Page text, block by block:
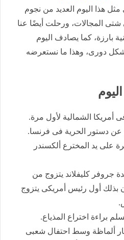
هذا اليوم العديد من نجوم
شتى المجالات، ورحلت أيضًا عنا
بارزة، كما يصادف اليوم
دورى، وهذا ما نستعرضه
أمريكا الشمالية لأول مرة.
مرة على يد المخترع ألكسندر
جروفر كليفلاند يتزوج من
أول رئيس أمريكى يتزوج
مطار ألماظة وسط احتفال شعبى